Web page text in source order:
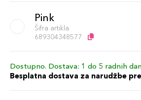
Pink
Šifra artikla
689304348577
Dostupno. Dostava: 1 do 5 radnih
Besplatna dostava za narudžbe